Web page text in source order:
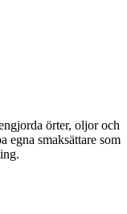
örter, oljor och
egna smaksättare som